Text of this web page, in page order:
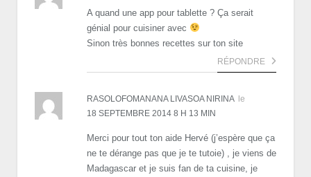
A quand une app pour tablette ? Ça serait
génial pour cuisiner avec
Sinon très bonnes recettes sur ton site
RÉPONDRE
RASOLOFOMANANA LIVASOA NIRINA le
18 SEPTEMBRE 2014 8 H 13 MIN
Merci pour tout ton aide Hervé (j’espère que ça
ne te dérange pas que je te tutoie) , je viens de
Madagascar et je suis fan de ta cuisine, je